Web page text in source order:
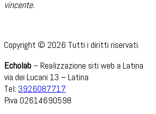
vincente.
Copyright © 2026 Tutti i diritti riservati.
Echolab – Realizzazione siti web a Latina
via dei Lucani 13 – Latina
Tel: 3926087717
P.iva 02614690598